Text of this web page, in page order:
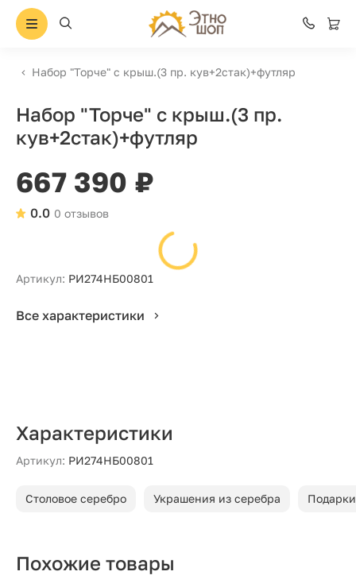
Набор "Торче" с крыш.(3 пр. кув+2стак)+футляр
Набор "Торче" с крыш.(3 пр.
кув+2стак)+футляр
667 390 ₽
0 отзывов
0.0
Артикул: РИ274НБ00801
Все характеристики
Характеристики
Артикул: РИ274НБ00801
Столовое серебро Украшения из серебра
Похожие товары